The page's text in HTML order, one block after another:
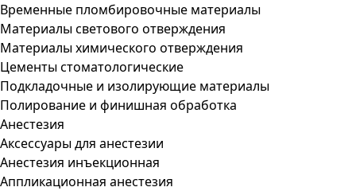
Временные пломбировочные материалы
Материалы светового отверждения
Материалы химического отверждения
Цементы стоматологические
Подкладочные и изолирующие материалы
Полирование и финишная обработка
Анестезия
Аксессуары для анестезии
Анестезия инъекционная
Аппликационная анестезия